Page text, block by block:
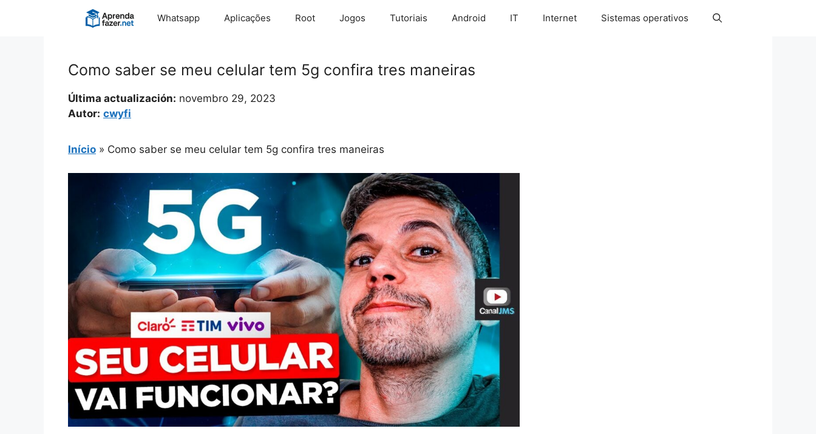
Whatsapp Aplicações Root Jogos Tutoriais Android IT Internet Sistemas operativos
Como saber se meu celular tem 5g confira tres maneiras
Última actualización: novembro 29, 2023
Autor: cwyfi
Início » Como saber se meu celular tem 5g confira tres maneiras